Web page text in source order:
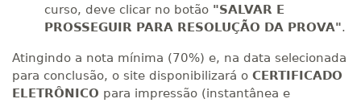
curso, deve clicar no botão "SALVAR E
PROSSEGUIR PARA RESOLUÇÃO DA PROVA".
Atingindo a nota mínima (70%) e, na data selecionada
para conclusão, o site disponibilizará o CERTIFICADO
ELETRÔNICO para impressão (instantânea e